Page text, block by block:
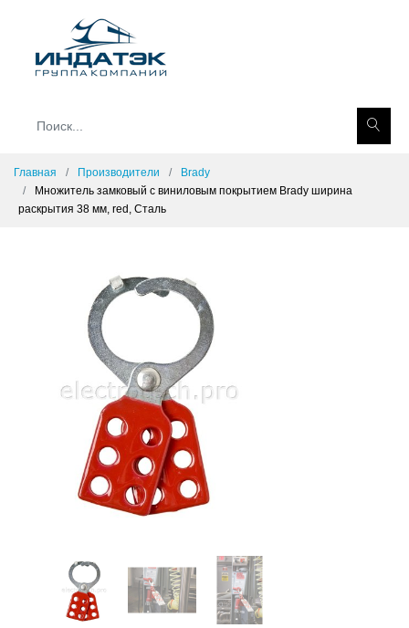
Главная Производители
Brady
Множитель замковый с виниловым покрытием Brady ширина
раскрытия 38 мм, red, Сталь